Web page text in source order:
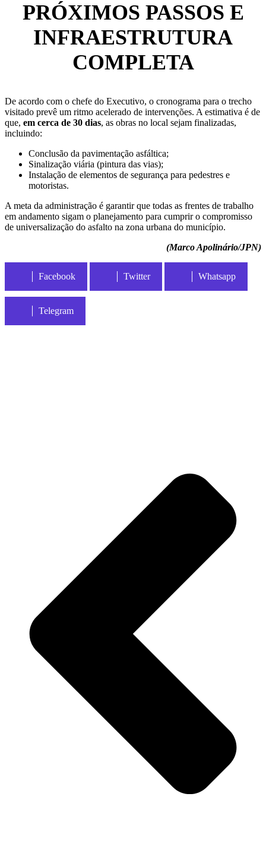
PRÓXIMOS PASSOS E
INFRAESTRUTURA
COMPLETA
De acordo com o chefe do Executivo, o cronograma para o trecho
visitado prevê um ritmo acelerado de intervenções. A estimativa é de
que, em cerca de 30 dias, as obras no local sejam finalizadas,
incluindo:
Conclusão da pavimentação asfáltica;
Sinalização viária (pintura das vias);
Instalação de elementos de segurança para pedestres e
motoristas.
A meta da administração é garantir que todas as frentes de trabalho
em andamento sigam o planejamento para cumprir o compromisso
de universalização do asfalto na zona urbana do município.
(Marco Apolinário/JPN)
Facebook Twitter Whatsapp
Telegram